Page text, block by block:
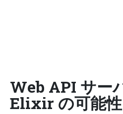
Web API サー
Elixir の可能性